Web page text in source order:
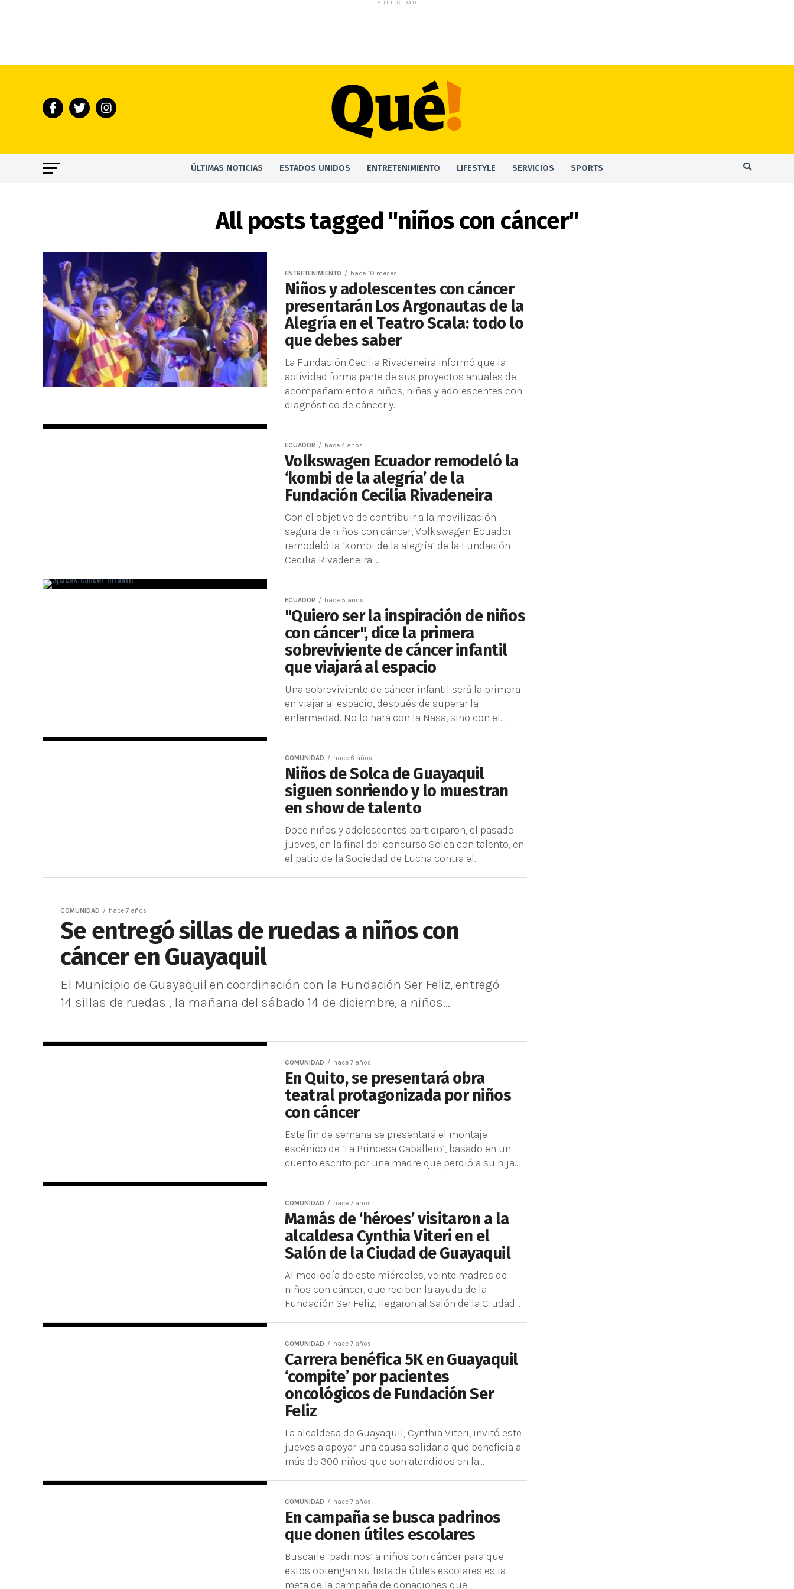
PUBLICIDAD
ÚLTIMAS NOTICIAS ESTADOS UNIDOS ENTRETENIMIENTO LIFESTYLE SERVICIOS SPORTS
All posts tagged "niños con cáncer"
ENTRETENIMIENTO hace 10 meses
Niños y adolescentes con cáncer
presentarán Los Argonautas de la
Alegría en el Teatro Scala: todo lo
que debes saber
La Fundación Cecilia Rivadeneira informó que la
actividad forma parte de sus proyectos anuales de
acompañamiento a niños, niñas y adolescentes con
diagnóstico de cáncer y...
ECUADOR hace 4 años
Volkswagen Ecuador remodeló la
‘kombi de la alegría’ de la
Fundación Cecilia Rivadeneira
Con el objetivo de contribuir a la movilización
segura de niños con cáncer, Volkswagen Ecuador
remodeló la ‘kombi de la alegría’ de la Fundación
Cecilia Rivadeneira....
ECUADOR hace 5 años
"Quiero ser la inspiración de niños
con cáncer", dice la primera
sobreviviente de cáncer infantil
que viajará al espacio
Una sobreviviente de cáncer infantil será la primera
en viajar al espacio, después de superar la
enfermedad. No lo hará con la Nasa, sino con el...
COMUNIDAD hace 6 años
Niños de Solca de Guayaquil
siguen sonriendo y lo muestran
en show de talento
Doce niños y adolescentes participaron, el pasado
jueves, en la final del concurso Solca con talento, en
el patio de la Sociedad de Lucha contra el...
COMUNIDAD hace 7 años
Se entregó sillas de ruedas a niños con
cáncer en Guayaquil
El Municipio de Guayaquil en coordinación con la Fundación Ser Feliz, entregó
14 sillas de ruedas , la mañana del sábado 14 de diciembre, a niños...
COMUNIDAD hace 7 años
En Quito, se presentará obra
teatral protagonizada por niños
con cáncer
Este fin de semana se presentará el montaje
escénico de ‘La Princesa Caballero’, basado en un
cuento escrito por una madre que perdió a su hija...
COMUNIDAD hace 7 años
Mamás de ‘héroes’ visitaron a la
alcaldesa Cynthia Viteri en el
Salón de la Ciudad de Guayaquil
Al mediodía de este miércoles, veinte madres de
niños con cáncer, que reciben la ayuda de la
Fundación Ser Feliz, llegaron al Salón de la Ciudad...
COMUNIDAD hace 7 años
Carrera benéfica 5K en Guayaquil
‘compite’ por pacientes
oncológicos de Fundación Ser
Feliz
La alcaldesa de Guayaquil, Cynthia Viteri, invitó este
jueves a apoyar una causa solidaria que beneficia a
más de 300 niños que son atendidos en la...
COMUNIDAD hace 7 años
En campaña se busca padrinos
que donen útiles escolares
Buscarle ‘padrinos’ a niños con cáncer para que
estos obtengan su lista de útiles escolares es la
meta de la campaña de donaciones que